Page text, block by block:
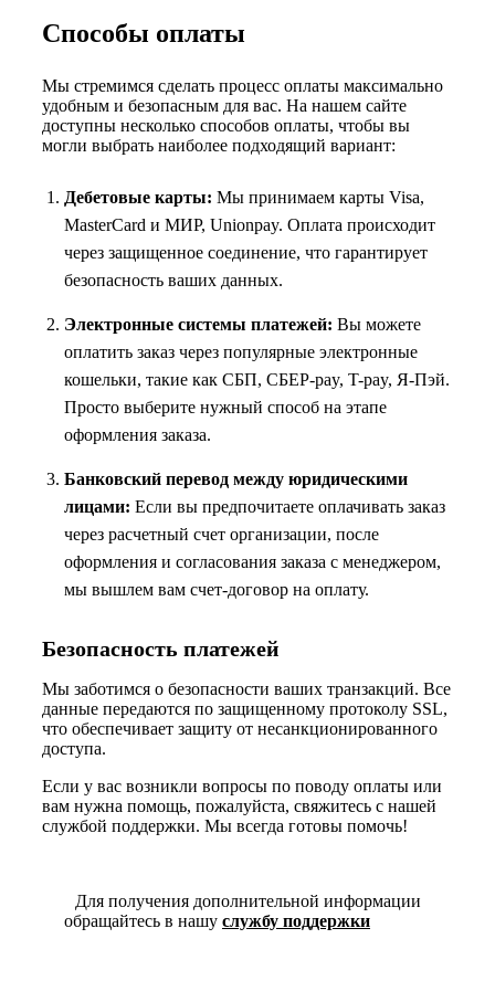
Способы оплаты
Мы стремимся сделать процесс оплаты максимально
удобным и безопасным для вас. На нашем сайте
доступны несколько способов оплаты, чтобы вы
могли выбрать наиболее подходящий вариант:
Дебетовые карты: Мы принимаем карты Visa,
MasterCard и МИР, Unionpay. Оплата происходит
через защищенное соединение, что гарантирует
безопасность ваших данных.
Электронные системы платежей: Вы можете
оплатить заказ через популярные электронные
кошельки, такие как СБП, СБЕР-pay, T-pay, Я-Пэй.
Просто выберите нужный способ на этапе
оформления заказа.
Банковский перевод между юридическими
лицами: Если вы предпочитаете оплачивать заказ
через расчетный счет организации, после
оформления и согласования заказа с менеджером,
мы вышлем вам счет-договор на оплату.
Безопасность платежей
Мы заботимся о безопасности ваших транзакций. Все
данные передаются по защищенному протоколу SSL,
что обеспечивает защиту от несанкционированного
доступа.
Если у вас возникли вопросы по поводу оплаты или
вам нужна помощь, пожалуйста, свяжитесь с нашей
службой поддержки. Мы всегда готовы помочь!
Для получения дополнительной информации
обращайтесь в нашу службу поддержки